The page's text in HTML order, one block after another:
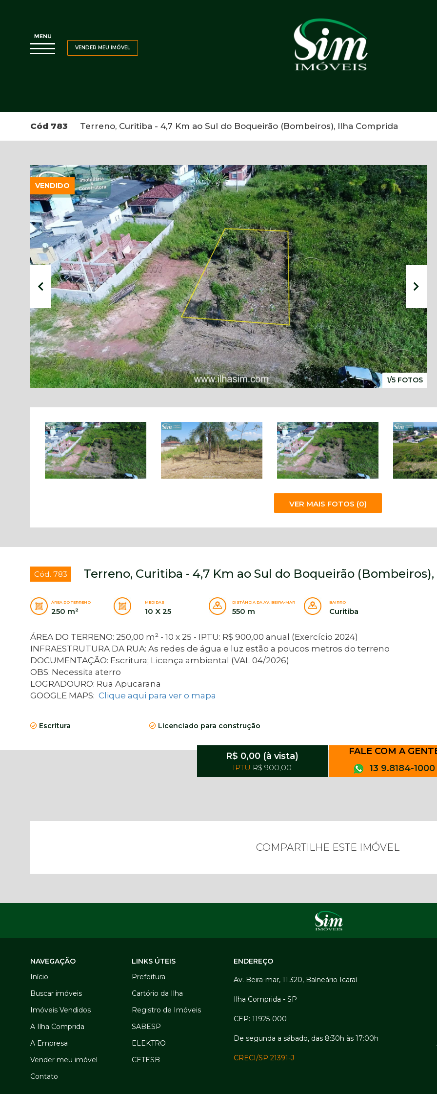
VENDER MEU IMÓVEL
Cód 783 Terreno, Curitiba - 4,7 Km ao Sul do Boqueirão (Bombeiros), Ilha Comprida
VENDIDO
1/5 FOTOS
VER MAIS FOTOS (0)
Cód. 783 Terreno, Curitiba - 4,7 Km ao Sul do Boqueirão
ÁREA DO TERRENO
250 m²
MEDIDAS
10 X 25
DISTÂNCIA DA AV. BEIRA-MAR
550 m
BAIRRO
Curitiba
ÁREA DO TERRENO: 250,00 m² - 10 x 25 - IPTU: R$ 900,00 anual (Exercício 2024)
INFRAESTRUTURA DA RUA: As redes de água e luz estão a poucos metros do terreno
DOCUMENTAÇÃO: Escritura; Licença ambiental (VAL 04/2026)
OBS: Necessita aterro
LOGRADOURO: Rua Apucarana
GOOGLE MAPS: Clique aqui para ver o mapa
Escritura Licenciado para construção
R$ 0,00 (à vista)
IPTU R$ 900,00
FALE COM A
13 9.8184-1000
COMPARTILHE ESTE IMÓVEL
NAVEGAÇÃO
Início
Buscar imóveis
Imóveis Vendidos
A Ilha Comprida
A Empresa
Vender meu imóvel
Contato
LINKS ÚTEIS
Prefeitura
Cartório da Ilha
Registro de Imóveis
SABESP
ELEKTRO
CETESB
ENDEREÇO
Av. Beira-mar, 11.320, Balneário Icaraí
Ilha Comprida - SP
CEP: 11925-000
De segunda a sábado, das 8:30h às 17:00h
CRECI/SP 21391-J